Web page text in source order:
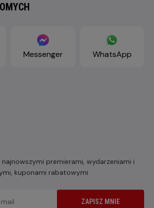
Messenger WhatsApp
najnowszymi premierami, wydarzeniami i
kuponami rabatowymi
ZAPISZ MNIE